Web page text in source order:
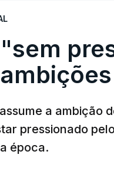
a ambição
pressionado
época.